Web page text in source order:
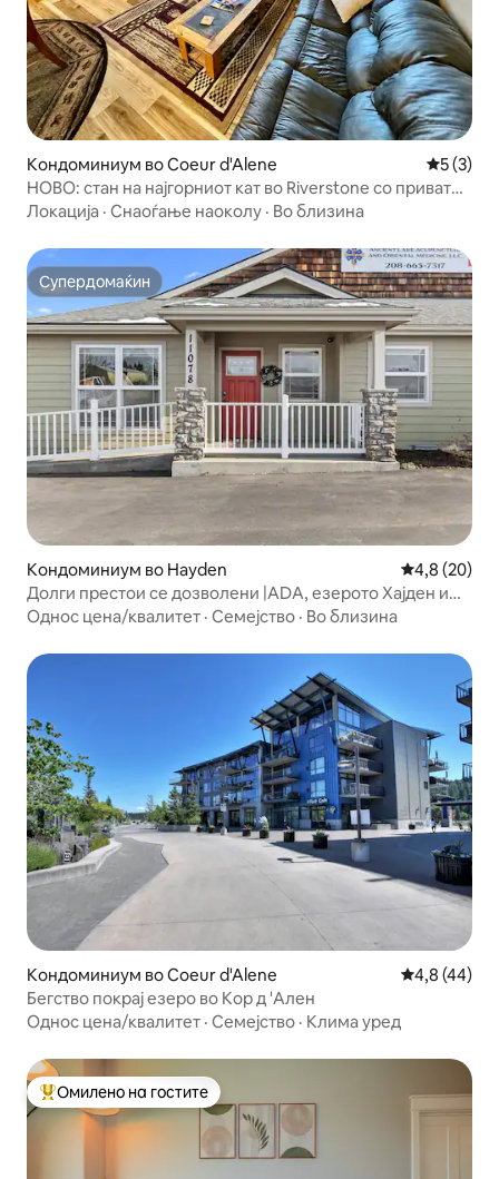
Кондоминиум во Coeur d'Alene
5 (3)
НОВО: стан на најгорниот кат во Riverstone со приватен
балкон
Локација · Снаоѓање наоколу · Во близина
Супердомаќин
Супердомаќин
Кондоминиум во Hayden Просечна
4,8 (20)
Долги престои се дозволени |ADA, езерото Хајден и
паркот Силвервуд
Однос цена/квалитет · Семејство · Во близина
Кондоминиум во Coeur d'Alene Просечна
4,8 (44)
Бегство покрај езеро во Кор д 'Ален
Однос цена/квалитет · Семејство · Клима уред
Меѓу најуспешните „Омилени на гостите“
Омилено на гостите